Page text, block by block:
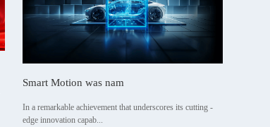
Smart Motion was nam
In a remarkable achievement that underscores its cutting -
edge innovation capab...